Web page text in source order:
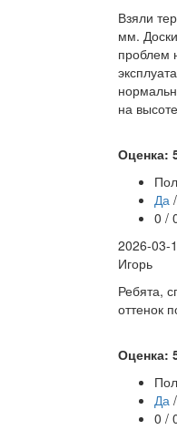
Взяли
мм.
проблем
на
Оценка:
Да /
0 /
2026-03-
Игорь
Ребята,
оттенок
Оценка:
Да /
0 /